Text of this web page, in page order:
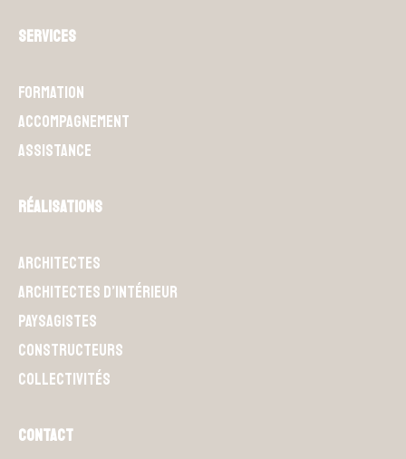
Services
Formation
Accompagnement
Assistance
Réalisations
Architectes
Architectes d’intérieur
Paysagistes
Constructeurs
Collectivités
Contact